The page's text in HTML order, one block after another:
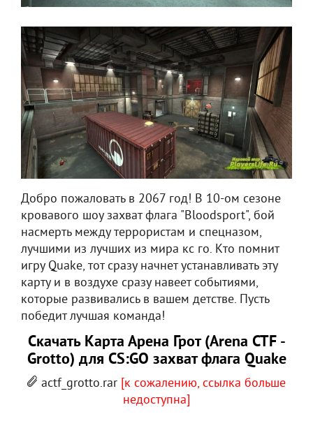
Добро пожаловать в 2067 год! В 10-ом сезоне
кровавого шоу захват флага "Bloodsport", бой
насмерть между террористам и спецназом,
лучшими из лучших из мира кс го. Кто помнит
игру Quake, тот сразу начнет устанавливать эту
карту и в воздухе сразу навеет событиями,
которые развивались в вашем детстве. Пусть
победит лучшая команда!
Скачать Карта Арена Грот (Arena CTF -
Grotto) для CS:GO захват флага Quake
actf_grotto.rar [к сожалению, ссылка больше
недоступна]